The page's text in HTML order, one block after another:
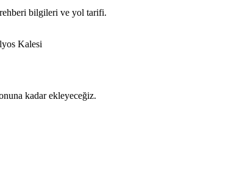
bilgileri ve yol tarifi.
Kalesi
kadar ekleyeceğiz.